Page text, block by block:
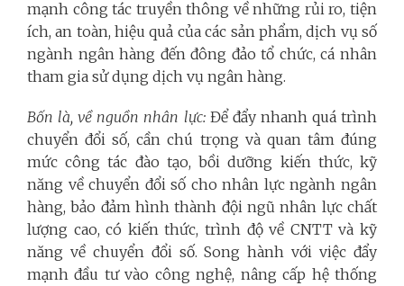
mạnh công tác truyền thông về những rủi ro, tiện
ích, an toàn, hiệu quả của các sản phẩm, dịch vụ số
ngành ngân hàng đến đông đảo tổ chức, cá nhân
tham gia sử dụng dịch vụ ngân hàng.
Bốn là, về nguồn nhân lực: Để đẩy nhanh quá trình
chuyển đổi số, cần chú trọng và quan tâm đúng
mức công tác đào tạo, bồi dưỡng kiến thức, kỹ
năng về chuyển đổi số cho nhân lực ngành ngân
hàng, bảo đảm hình thành đội ngũ nhân lực chất
lượng cao, có kiến thức, trình độ về CNTT và kỹ
năng về chuyển đổi số. Song hành với việc đẩy
mạnh đầu tư vào công nghệ, nâng cấp hệ thống